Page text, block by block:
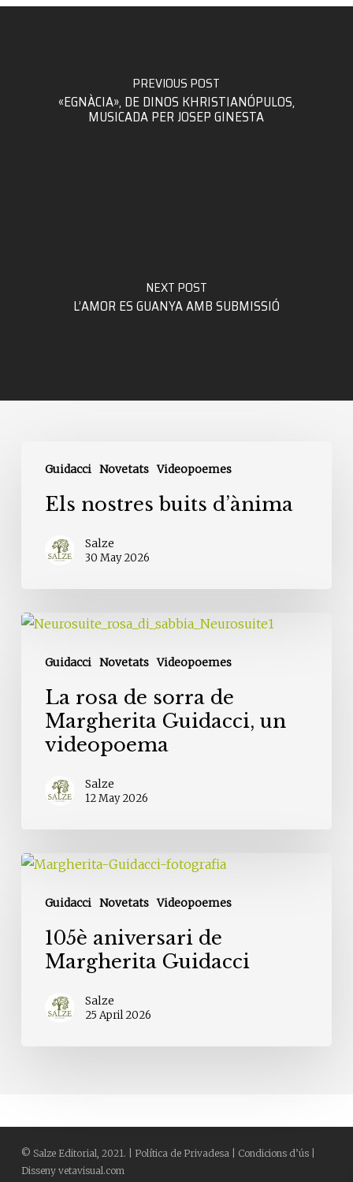
PREVIOUS POST
«EGNÀCIA», DE DINOS KHRISTIANÓPULOS,
MUSICADA PER JOSEP GINESTA
NEXT POST
L’AMOR ES GUANYA AMB SUBMISSIÓ
Guidacci Novetats Videopoemes
nostres
buitsEls nostres buits d’ànima
Salze
30 May 2026
Guidacci Novetats Videopoemes
La
sorra
Margherita
Guidacci,
videopoema
La rosa de sorra de
Margherita Guidacci, un
videopoema
Salze
12 May 2026
Guidacci Novetats Videopoemes
105è
Margherita
Guidacci
105è aniversari de
Margherita Guidacci
Salze
25 April 2026
© Salze Editorial, 2021. | Política de Privadesa| Condicions d’ús|
Disseny vetavisual.com